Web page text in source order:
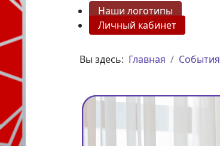
Наши логотипы
Личный кабинет
Вы здесь: Главная